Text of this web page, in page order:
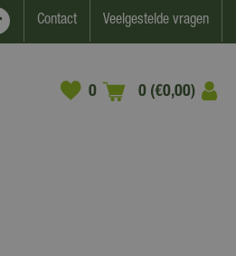
Contact Veelgestelde vragen
0 (€0,00)